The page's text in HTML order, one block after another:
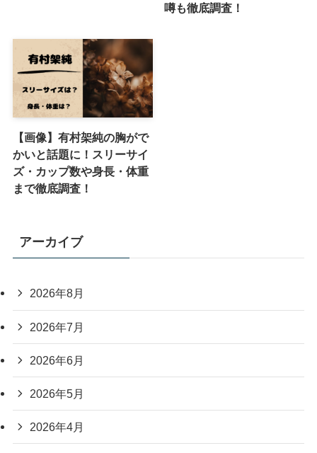
噂も徹底調査！
【画像】有村架純の胸がで
かいと話題に！スリーサイ
ズ・カップ数や身長・体重
まで徹底調査！
アーカイブ
2026年8月
2026年7月
2026年6月
2026年5月
2026年4月